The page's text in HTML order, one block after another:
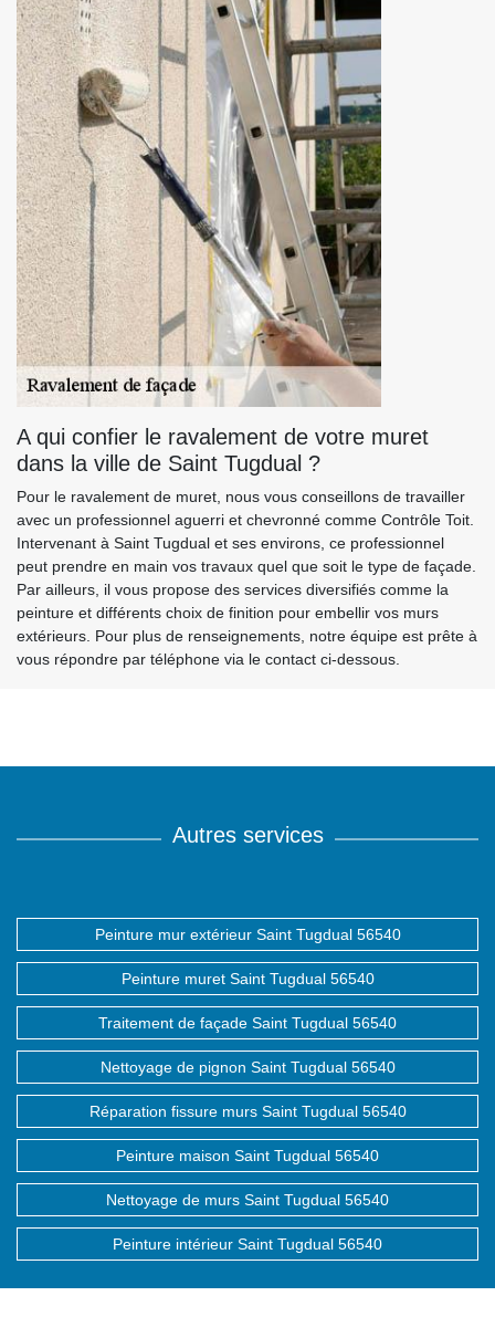
A qui confier le ravalement de votre muret
dans la ville de Saint Tugdual ?
Pour le ravalement de muret, nous vous conseillons de travailler
avec un professionnel aguerri et chevronné comme Contrôle Toit.
Intervenant à Saint Tugdual et ses environs, ce professionnel
peut prendre en main vos travaux quel que soit le type de façade.
Par ailleurs, il vous propose des services diversifiés comme la
peinture et différents choix de finition pour embellir vos murs
extérieurs. Pour plus de renseignements, notre équipe est prête à
vous répondre par téléphone via le contact ci-dessous.
Autres services
Peinture mur extérieur Saint Tugdual 56540
Peinture muret Saint Tugdual 56540
Traitement de façade Saint Tugdual 56540
Nettoyage de pignon Saint Tugdual 56540
Réparation fissure murs Saint Tugdual 56540
Peinture maison Saint Tugdual 56540
Nettoyage de murs Saint Tugdual 56540
Peinture intérieur Saint Tugdual 56540